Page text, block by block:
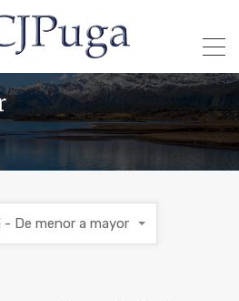
De menor a mayor